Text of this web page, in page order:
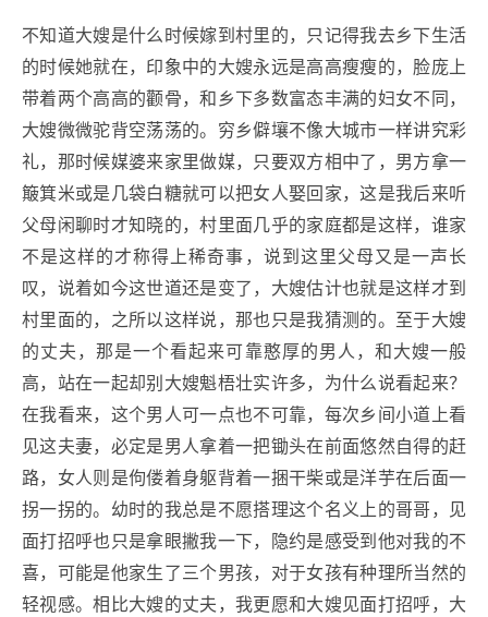
不知道大嫂是什么时候嫁到村里的，只记得我去乡下生活
的时候她就在，印象中的大嫂永远是高高瘦瘦的，脸庞上
带着两个高高的颧骨，和乡下多数富态丰满的妇女不同，
大嫂微微驼背空荡荡的。穷乡僻壤不像大城市一样讲究彩
礼，那时候媒婆来家里做媒，只要双方相中了，男方拿一
簸箕米或是几袋白糖就可以把女人娶回家，这是我后来听
父母闲聊时才知晓的，村里面几乎的家庭都是这样，谁家
不是这样的才称得上稀奇事，说到这里父母又是一声长
叹，说着如今这世道还是变了，大嫂估计也就是这样才到
村里面的，之所以这样说，那也只是我猜测的。至于大嫂
的丈夫，那是一个看起来可靠憨厚的男人，和大嫂一般
高，站在一起却别大嫂魁梧壮实许多，为什么说看起来？
在我看来，这个男人可一点也不可靠，每次乡间小道上看
见这夫妻，必定是男人拿着一把锄头在前面悠然自得的赶
路，女人则是佝偻着身躯背着一捆干柴或是洋芋在后面一
拐一拐的。幼时的我总是不愿搭理这个名义上的哥哥，见
面打招呼也只是拿眼撇我一下，隐约是感受到他对我的不
喜，可能是他家生了三个男孩，对于女孩有种理所当然的
轻视感。相比大嫂的丈夫，我更愿和大嫂见面打招呼，大